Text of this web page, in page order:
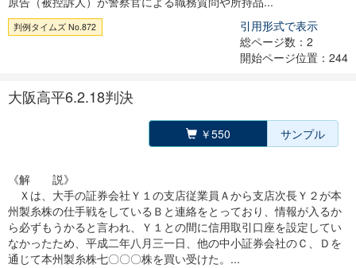
判例タイムズ No.872
引用形式で表示
総ページ数：2
開始ページ位置：244
大阪高平6.2.18判決
￥550 サンプル
《解 説》
Ｘは、大手の証券会社Ｙ１の支店従業員Ａから支店次長Ｙ２が本
州製糸株の仕手戦をしているＢと連絡をとっており、情報が入るか
ら必ずもうかると言われ、Ｙ１との間に信用取引口座を設定してい
なかったため、平成二年八月三一日、他の中小証券会社のＣ、Ｄを
通じて本州製糸株七〇〇〇株を買い受けた。...